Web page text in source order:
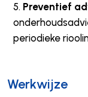
Preventief
periodieke
Werkwijze